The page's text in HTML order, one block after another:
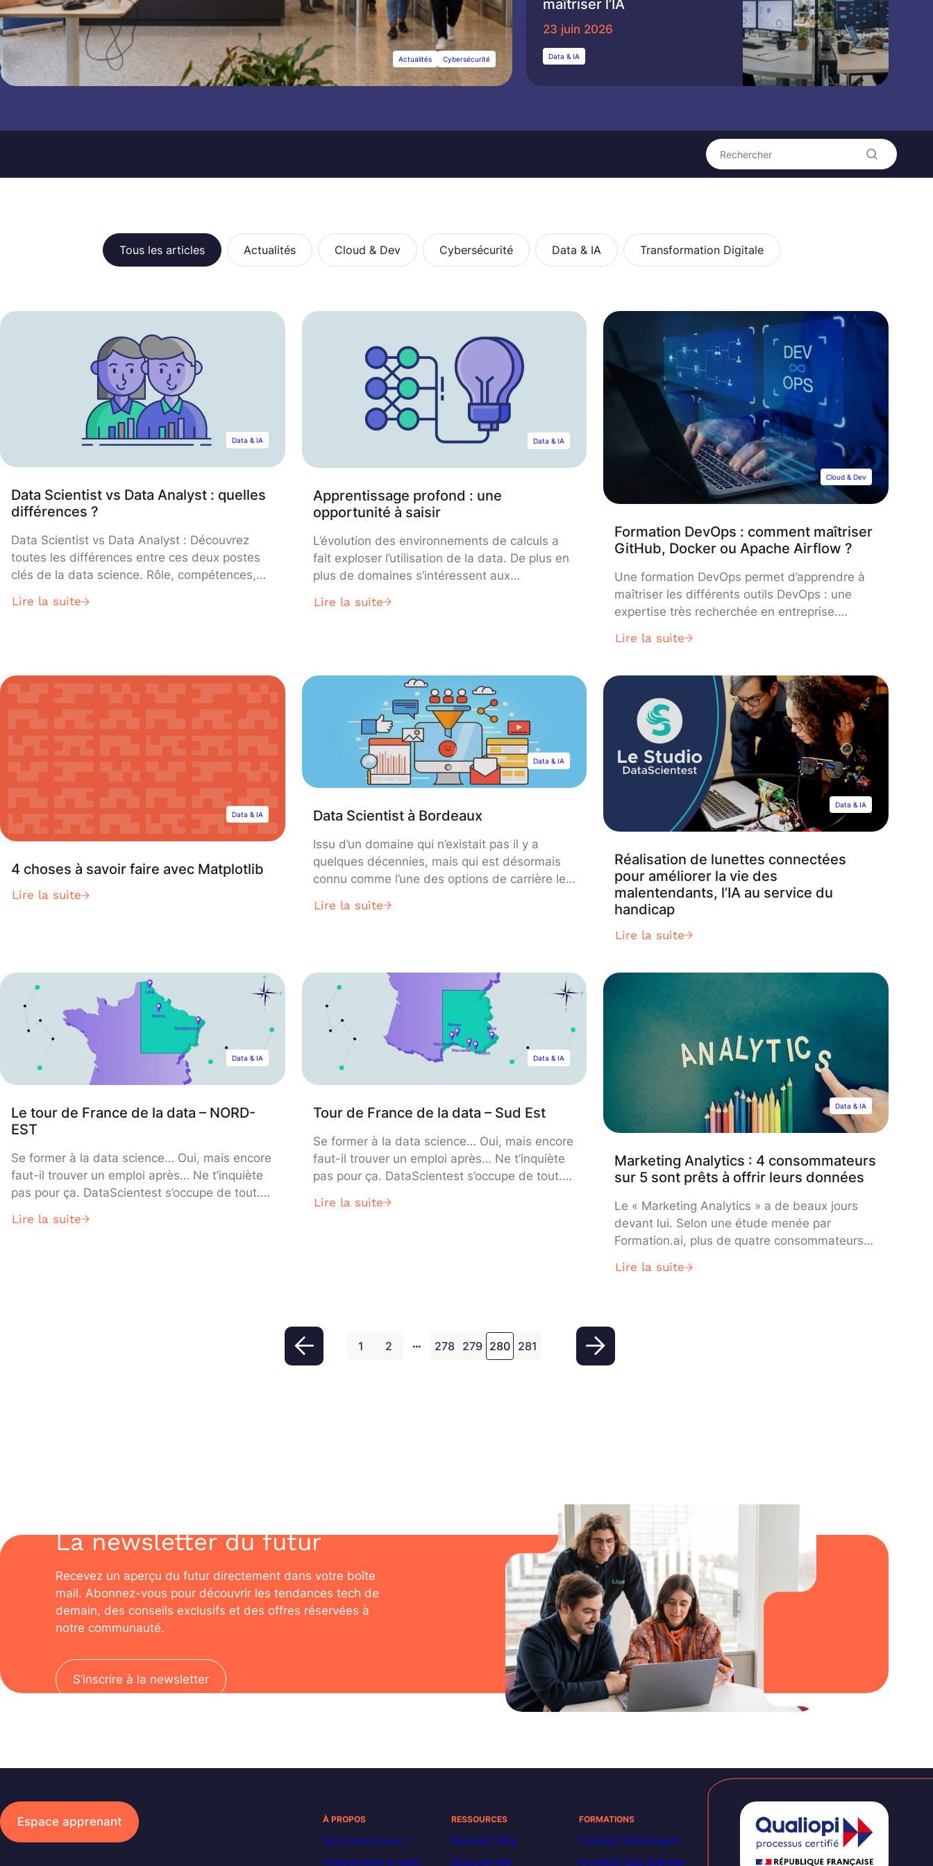
Actualités Cybersécurité
maîtriser l’IA
23 juin 2026
Data & IA
Rechercher
Tous les articles Actualités Cloud & Dev Cybersécurité Data & IA Transformation Digitale
Data & IA
Data Scientist vs Data Analyst : quelles
différences ?
Data Scientist vs Data Analyst : Découvrez
toutes les différences entre ces deux postes
clés de la data science. Rôle, compétences,
complet entre ces deux métiers du Big Data.
Lire la suite
Data & IA
Apprentissage profond : une
opportunité à saisir
L’évolution des environnements de calculs a
fait exploser l’utilisation de la data. De plus en
plus de domaines s’intéressent aux
faciale ou encore la traduction automatique ne
non supervisé se développent dans de
nombreux domaines.
Lire la suite
Cloud & Dev
Formation DevOps : comment maîtriser
GitHub, Docker ou Apache Airflow ?
Une formation DevOps permet d’apprendre à
maîtriser les différents outils DevOps : une
expertise très recherchée en entreprise.
formation DevOps. Face à la transformation
doivent répondre à des contraintes toujours
plus strictes. Afin de répondre à la demande
des utilisateurs finaux, les entreprises
adoptent la méthodologie DevOps pour le
développement d’applications ou encore la
Data Science. Il devient très important de
suivre une formation DevOps.
Lire la suite
Data & IA
4 choses à savoir faire avec Matplotlib
Lire la suite
Data & IA
Data Scientist à Bordeaux
Issu d’un domaine qui n’existait pas il y a
quelques décennies, mais qui est désormais
connu comme l’une des options de carrière les
Data Scientist » est la nouvelle profession de
Lire la suite
Data & IA
Réalisation de lunettes connectées
pour améliorer la vie des
malentendants, l’IA au service du
handicap
Lire la suite
Data & IA
Le tour de France de la data – NORD-
EST
Se former à la data science… Oui, mais encore
faut-il trouver un emploi après… Ne t’inquiète
pas pour ça. DataScientest s’occupe de tout.
France de la data”. Dans cet épisode, nous te
Lire la suite
Data & IA
Tour de France de la data – Sud Est
Se former à la data science… Oui, mais encore
faut-il trouver un emploi après… Ne t’inquiète
pas pour ça. DataScientest s’occupe de tout.
France de la data” où nous te proposons de
Lire la suite
Data & IA
Marketing Analytics : 4 consommateurs
sur 5 sont prêts à offrir leurs données
Le « Marketing Analytics » a de beaux jours
devant lui. Selon une étude menée par
Formation.ai, plus de quatre consommateurs
personnelles avec une marque pour profiter du
Lire la suite
1 2 … 278 279 280 281
La newsletter du futur
Recevez un aperçu du futur directement dans votre boîte
mail. Abonnez-vous pour découvrir les tendances tech de
demain, des conseils exclusifs et des offres réservées à
notre communauté.
S’inscrire à la newsletter
Espace apprenant À PROPOS
Qui sommes-nous ?
Financements et tarifs
RESSOURCES
Decoded | Blog
Découvrir n8n
FORMATIONS
Formation Data Analyst
Formation Data Scientist